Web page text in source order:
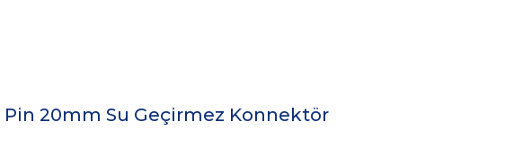
Pin 20mm Su Geçirmez Konnektör